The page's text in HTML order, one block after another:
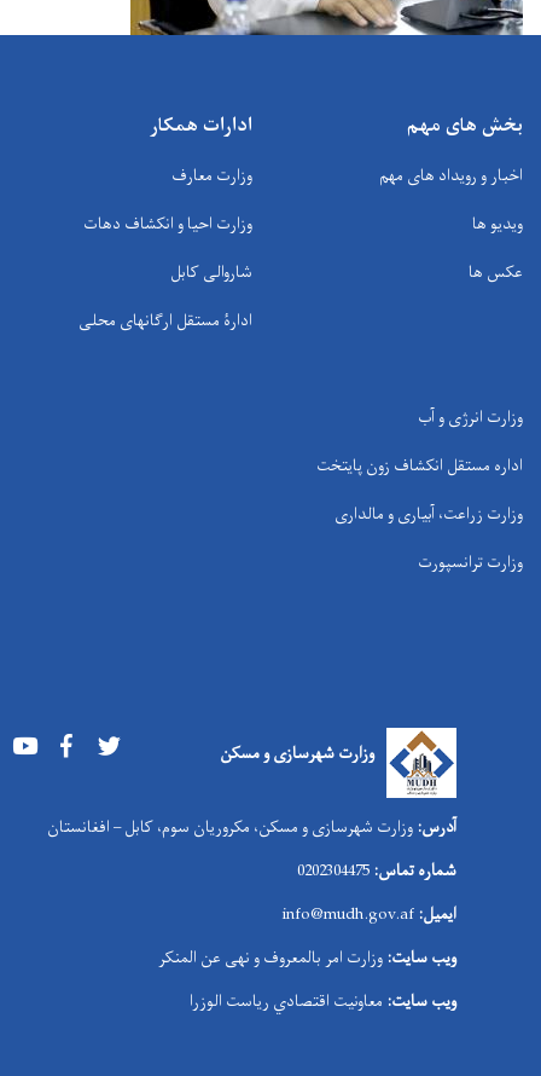
بخش های مهم
اخبار و رویداد های مهم
ویدیو ها
عکس ها
ادارات همکار
وزارت معارف
وزارت احیا و انکشاف دهات
شاروالی کابل
ادارۀ مستقل ارگانهای محلی
وزارت انرژی و آب
اداره مستقل انکشاف زون پایتخت
وزارت زراعت، آبیاری و مالداری
وزارت ترانسپورت
وزارت شهرسازی و مسکن Youtube Facebook
آدرس: وزارت شهرسازی و مسکن، مکروریان سوم، کابل – افغانستان
شماره تماس:
ایمیل: info@mudh.gov.af
ویب سایت: وزارت امر بالمعروف و نهی عن المنکر
ویب سایت: معاونیت اقتصادي ریاست الوزرا